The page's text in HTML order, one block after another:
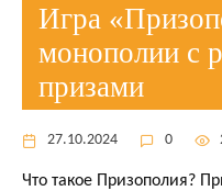
Игра
монополии с
призами
27.10.2024 0
Что такое Призополия?